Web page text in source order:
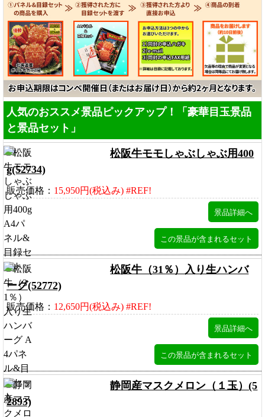
人気のおススメ景品ピックアップ！「豪華目玉景品
と景品セット」
松阪牛モモしゃぶしゃぶ用400
g(52734)
販売価格： 15,950円(税込み) #REF!
松阪牛（31％）入り生ハンバ
ーグ(52772)
販売価格： 12,650円(税込み) #REF!
静岡産マスクメロン（１玉）(5
2893)